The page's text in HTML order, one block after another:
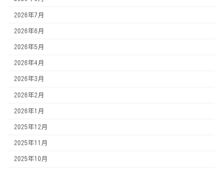
2026年7月
2026年6月
2026年5月
2026年4月
2026年3月
2026年2月
2026年1月
2025年12月
2025年11月
2025年10月